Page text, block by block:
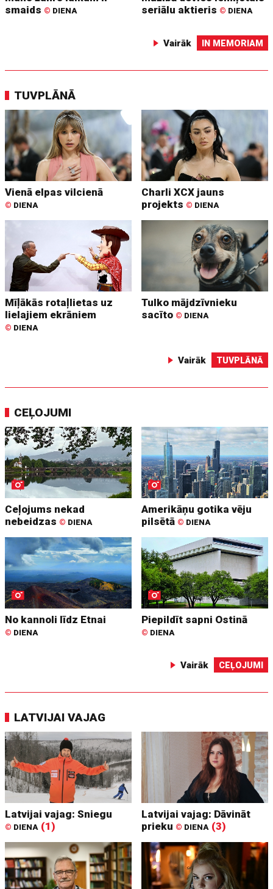
smaids © DIENA
seriālu aktieris © DIENA
Vairāk IN MEMORIAM
TUVPLĀNĀ
Vienā elpas vilcienā
© DIENA
Charli XCX jauns
projekts © DIENA
Mīļākās rotaļlietas uz
lielajiem ekrāniem
© DIENA
Tulko mājdzīvnieku
sacīto © DIENA
Vairāk TUVPLĀNĀ
CEĻOJUMI
Ceļojums nekad
nebeidzas © DIENA
Amerikāņu gotika vēju
pilsētā © DIENA
No kannoli līdz Etnai
© DIENA
Piepildīt sapni Ostinā
© DIENA
Vairāk CEĻOJUMI
LATVIJAI VAJAG
Latvijai vajag: Sniegu
© DIENA (1)
Latvijai vajag: Dāvināt
prieku © DIENA (3)